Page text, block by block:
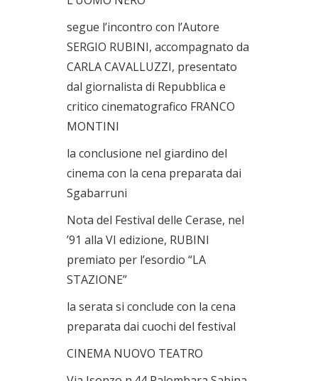
segue l’incontro con l’Autore
SERGIO RUBINI, accompagnato da
CARLA CAVALLUZZI, presentato
dal giornalista di Repubblica e
critico cinematografico FRANCO
MONTINI
la conclusione nel giardino del
cinema con la cena preparata dai
Sgabarruni
Nota del Festival delle Cerase, nel
’91 alla VI edizione, RUBINI
premiato per l’esordio “LA
STAZIONE”
la serata si conclude con la cena
preparata dai cuochi del festival
CINEMA NUOVO TEATRO